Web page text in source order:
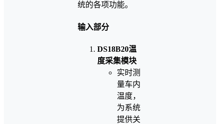
统的各项功能。
输入部分
DS18B20温
度采集模块
实时测
量车内
温度，
为系统
提供关